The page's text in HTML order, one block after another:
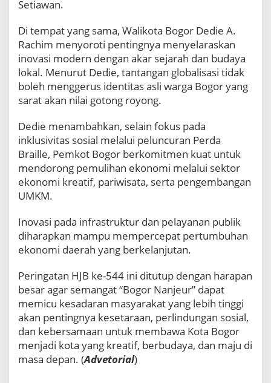
Setiawan.
​Di tempat yang sama, Walikota Bogor Dedie A.
Rachim menyoroti pentingnya menyelaraskan
inovasi modern dengan akar sejarah dan budaya
lokal. Menurut Dedie, tantangan globalisasi tidak
boleh menggerus identitas asli warga Bogor yang
sarat akan nilai gotong royong.
​Dedie menambahkan, selain fokus pada
inklusivitas sosial melalui peluncuran Perda
Braille, Pemkot Bogor berkomitmen kuat untuk
mendorong pemulihan ekonomi melalui sektor
ekonomi kreatif, pariwisata, serta pengembangan
UMKM.
Inovasi pada infrastruktur dan pelayanan publik
diharapkan mampu mempercepat pertumbuhan
ekonomi daerah yang berkelanjutan.
​Peringatan HJB ke-544 ini ditutup dengan harapan
besar agar semangat “Bogor Nanjeur” dapat
memicu kesadaran masyarakat yang lebih tinggi
akan pentingnya kesetaraan, perlindungan sosial,
dan kebersamaan untuk membawa Kota Bogor
menjadi kota yang kreatif, berbudaya, dan maju di
masa depan. (Advetorial)